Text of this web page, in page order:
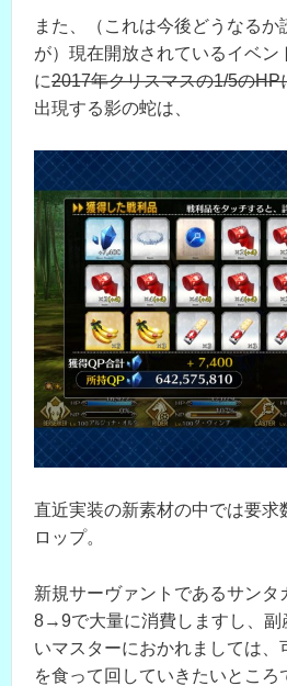
また、（これは今後どうなるか
が）現在開放されているイベ
に2017年クリスマスの1/5のHP
出現する影の蛇は、
直近実装の新素材の中では要求
ロップ。
新規サーヴァントであるサンタ
8→9で大量に消費しますし、副
いマスターにおかれましては、
を食って回していきたいところ